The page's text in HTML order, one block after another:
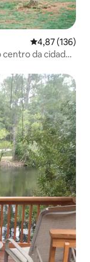
4,87 de uma
4,87 (136)
da cidade